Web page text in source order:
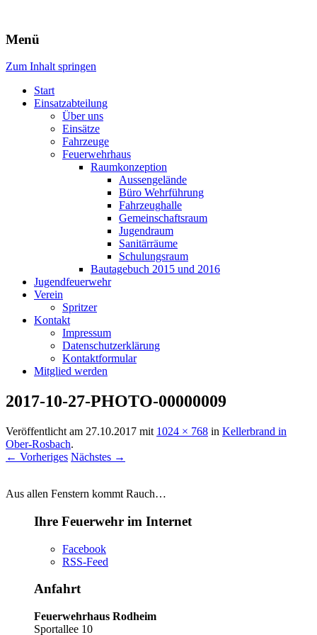
Freiwillige Feuerwehr Rodheim
v.d.H.
Menü
Zum Inhalt springen
Start
Einsatzabteilung
Über uns
Einsätze
Fahrzeuge
Feuerwehrhaus
Raumkonzeption
Aussengelände
Büro Wehrführung
Fahrzeughalle
Gemeinschaftsraum
Jugendraum
Sanitärräume
Schulungsraum
Bautagebuch 2015 und 2016
Jugendfeuerwehr
Verein
Spritzer
Kontakt
Impressum
Datenschutzerklärung
Kontaktformular
Mitglied werden
2017-10-27-PHOTO-00000009
Veröffentlicht am 27.10.2017 mit 1024 × 768 in Kellerbrand in
Ober-Rosbach.
← Vorheriges Nächstes →
Aus allen Fenstern kommt Rauch…
Ihre Feuerwehr im Internet
Facebook
RSS-Feed
Anfahrt
Feuerwehrhaus Rodheim
Sportallee 10